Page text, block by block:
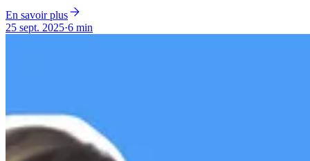
En savoir plus
25 sept. 2025·6 min